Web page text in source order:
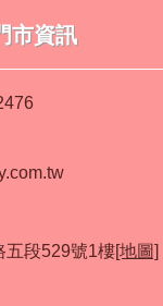
市資訊
五段529號1樓[地圖]